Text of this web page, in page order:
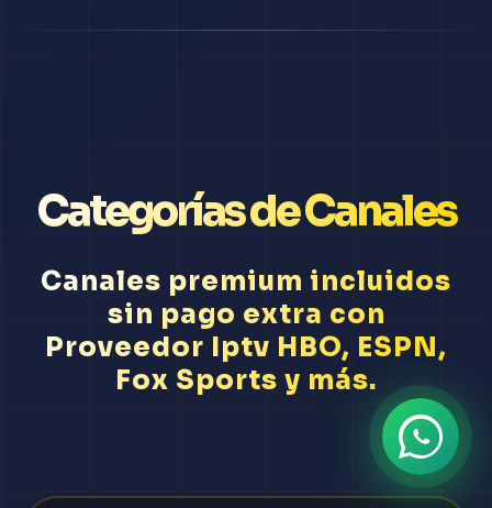
Categorías de Canales
Canales premium incluidos
sin pago extra con
Proveedor Iptv HBO, ESPN,
Fox Sports y más.